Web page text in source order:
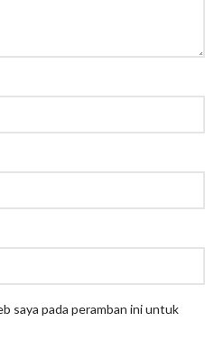
saya pada peramban ini untuk